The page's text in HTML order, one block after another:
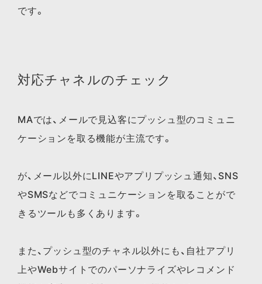
です。
対応チャネルのチェック
MAでは、メールで見込客にプッシュ型のコミュニ
ケーションを取る機能が主流です。
が、メール以外にLINEやアプリプッシュ通知、SNS
やSMSなどでコミュニケーションを取ることがで
きるツールも多くあります。
また、プッシュ型のチャネル以外にも、自社アプリ
上やWebサイトでのパーソナライズやレコメンド